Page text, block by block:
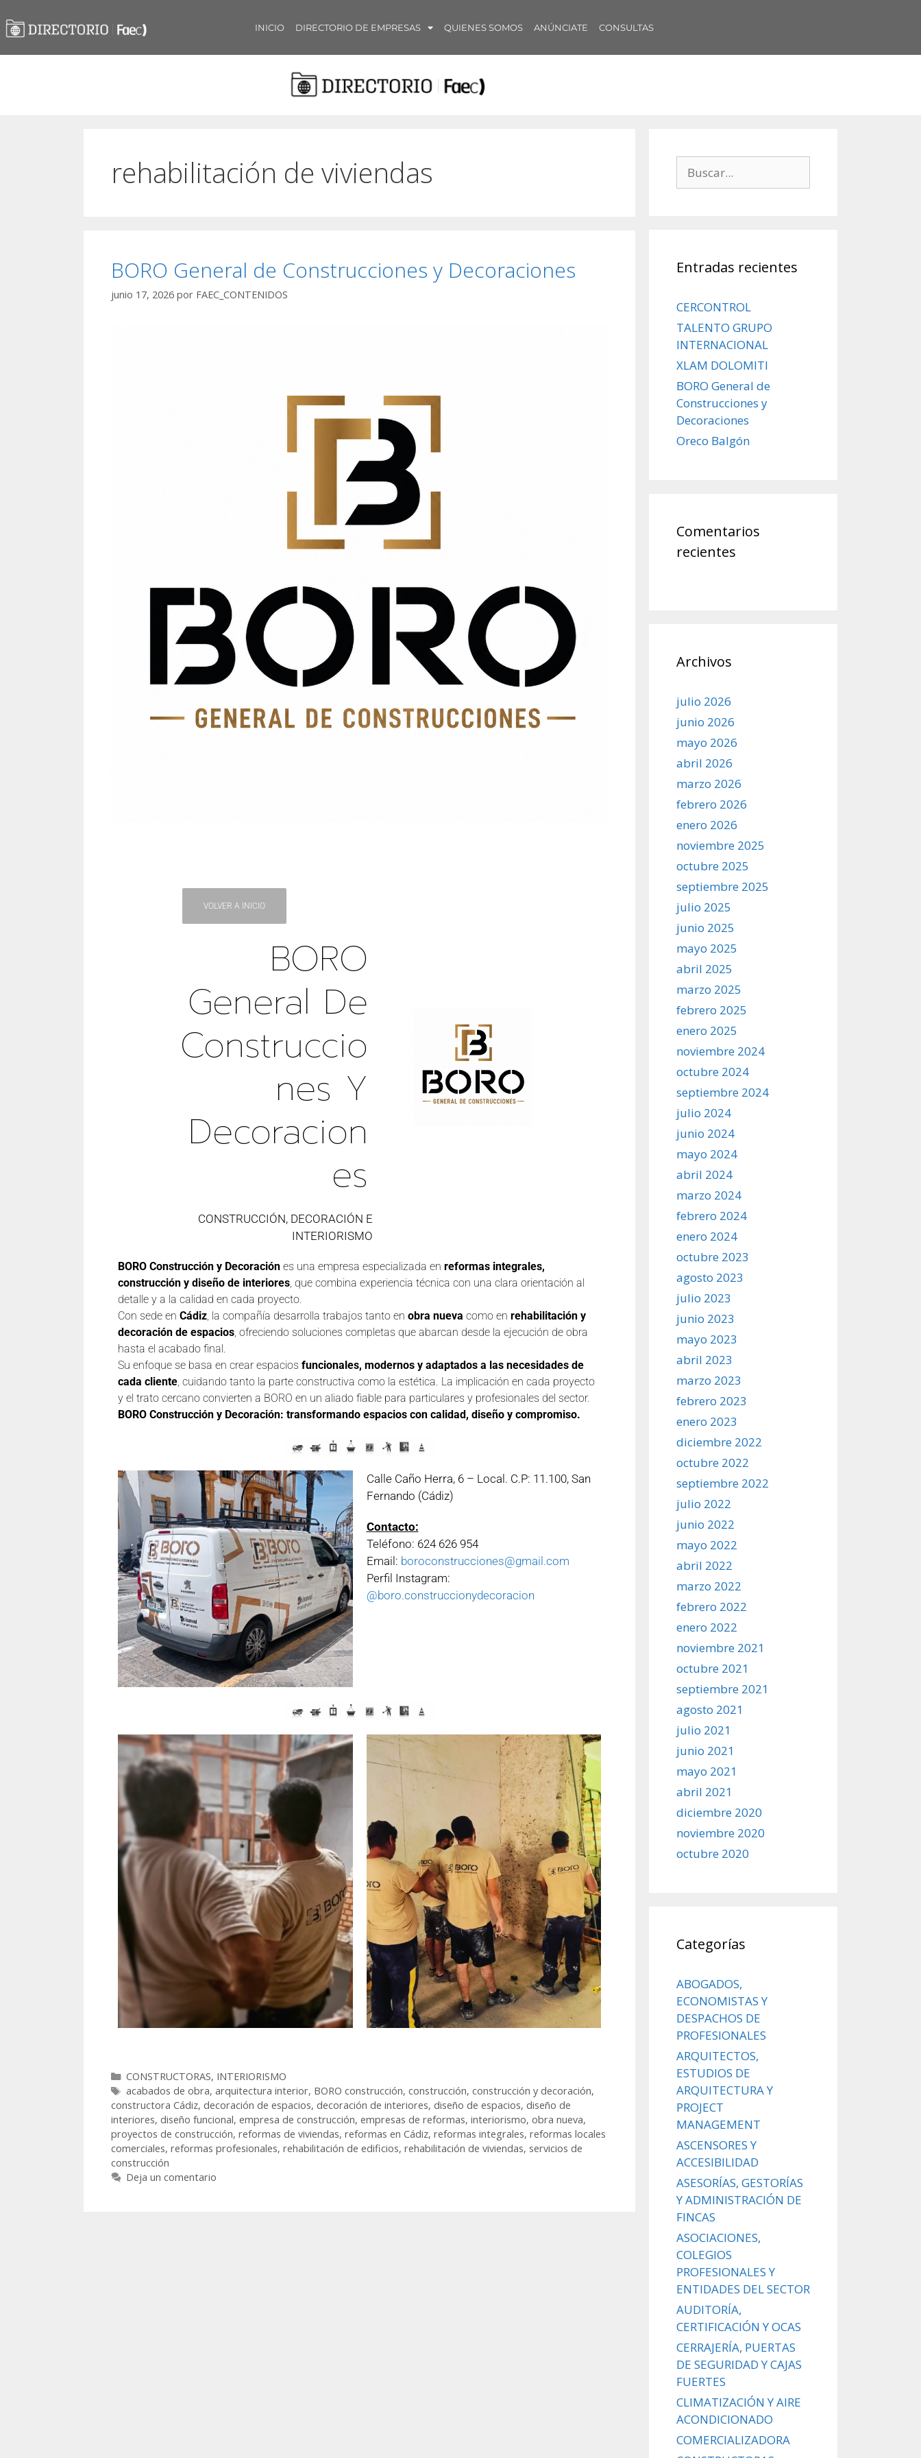
INICIO DIRECTORIO DE EMPRESAS QUIENES SOMOS ANÚNCIATE CONSULTAS
rehabilitación de viviendas
BORO General de Construcciones y Decoraciones
junio 17, 2026 por FAEC_CONTENIDOS
VOLVER A INICIO
BORO
General De
Construccio
Nes Y
Decoracion
Es
CONSTRUCCIÓN, DECORACIÓN E
INTERIORISMO
BORO Construcción y Decoración es una empresa especializada en reformas integrales,
construcción y diseño de interiores, que combina experiencia técnica con una clara orientación al
detalle y a la calidad en cada proyecto.
Con sede en Cádiz, la compañía desarrolla trabajos tanto en obra nueva como en rehabilitación y
decoración de espacios, ofreciendo soluciones completas que abarcan desde la ejecución de obra
hasta el acabado final.
Su enfoque se basa en crear espacios funcionales, modernos y adaptados a las necesidades de
cada cliente, cuidando tanto la parte constructiva como la estética. La implicación en cada proyecto
y el trato cercano convierten a BORO en un aliado fiable para particulares y profesionales del sector.
BORO Construcción y Decoración: transformando espacios con calidad, diseño y compromiso.
Calle Caño Herra, 6 – Local. C.P: 11.100, San
Fernando (Cádiz)
Contacto:
Teléfono: 624 626 954
Email: boroconstrucciones@gmail.com
Perfil Instagram:
@boro.construccionydecoracion
CONSTRUCTORAS, INTERIORISMO
acabados de obra, arquitectura interior, BORO construcción, construcción, construcción y decoración,
constructora Cádiz, decoración de espacios, decoración de interiores, diseño de espacios, diseño de
interiores, diseño funcional, empresa de construcción, empresas de reformas, interiorismo, obra nueva,
proyectos de construcción, reformas de viviendas, reformas en Cádiz, reformas integrales, reformas locales
comerciales, reformas profesionales, rehabilitación de edificios, rehabilitación de viviendas, servicios de
construcción
Deja un comentario
Entradas recientes
CERCONTROL
TALENTO GRUPO
INTERNACIONAL
XLAM DOLOMITI
BORO General de
Construcciones y
Decoraciones
Oreco Balgón
Comentarios
recientes
Archivos
julio 2026
junio 2026
mayo 2026
abril 2026
marzo 2026
febrero 2026
enero 2026
noviembre 2025
octubre 2025
septiembre 2025
julio 2025
junio 2025
mayo 2025
abril 2025
marzo 2025
febrero 2025
enero 2025
noviembre 2024
octubre 2024
septiembre 2024
julio 2024
junio 2024
mayo 2024
abril 2024
marzo 2024
febrero 2024
enero 2024
octubre 2023
agosto 2023
julio 2023
junio 2023
mayo 2023
abril 2023
marzo 2023
febrero 2023
enero 2023
diciembre 2022
octubre 2022
septiembre 2022
julio 2022
junio 2022
mayo 2022
abril 2022
marzo 2022
febrero 2022
enero 2022
noviembre 2021
octubre 2021
septiembre 2021
agosto 2021
julio 2021
junio 2021
mayo 2021
abril 2021
diciembre 2020
noviembre 2020
octubre 2020
Categorías
ABOGADOS,
ECONOMISTAS Y
DESPACHOS DE
PROFESIONALES
ARQUITECTOS,
ESTUDIOS DE
ARQUITECTURA Y
PROJECT
MANAGEMENT
ASCENSORES Y
ACCESIBILIDAD
ASESORÍAS, GESTORÍAS
Y ADMINISTRACIÓN DE
FINCAS
ASOCIACIONES,
COLEGIOS
PROFESIONALES Y
ENTIDADES DEL SECTOR
AUDITORÍA,
CERTIFICACIÓN Y OCAS
CERRAJERÍA, PUERTAS
DE SEGURIDAD Y CAJAS
FUERTES
CLIMATIZACIÓN Y AIRE
ACONDICIONADO
COMERCIALIZADORA